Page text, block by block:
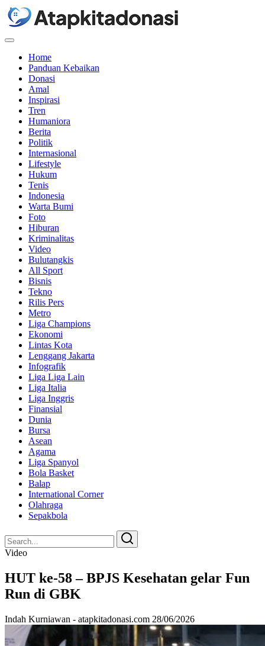
Menu
Home
Panduan Kebaikan
Donasi
Amal
Inspirasi
Tren
Humaniora
Berita
Politik
Internasional
Lifestyle
Hukum
Tenis
Indonesia
Warta Bumi
Foto
Hiburan
Kriminalitas
Video
Bulutangkis
All Sport
Bisnis
Tekno
Rilis Pers
Metro
Liga Champions
Ekonomi
Lintas Kota
Lenggang Jakarta
Infografik
Liga Liga Lain
Liga Italia
Liga Inggris
Finansial
Dunia
Bursa
Asean
Agama
Liga Spanyol
Bola Basket
Balap
International Corner
Olahraga
Sepakbola
Search
for:
Search
Video
HUT ke-58 – BPJS Kesehatan gelar Fun
Run di GBK
Indah Kurniawan - atapkitadonasi.com 28/06/2026